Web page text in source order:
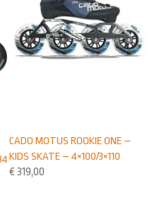
CADO MOTUS ROOKIE ONE –
KIDS SKATE – 4×100/3×110
€ 319,00